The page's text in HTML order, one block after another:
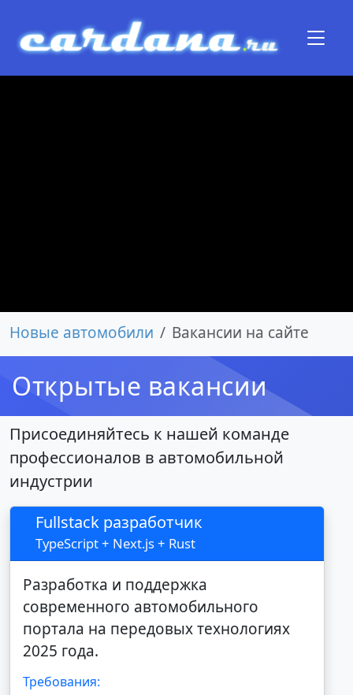
Новые автомобили Вакансии на сайте
Открытые вакансии
Присоединяйтесь к нашей команде
профессионалов в автомобильной
индустрии
Fullstack разработчик
TypeScript + Next.js + Rust
Разработка и поддержка
современного автомобильного
портала на передовых технологиях
2025 года.
Требования: